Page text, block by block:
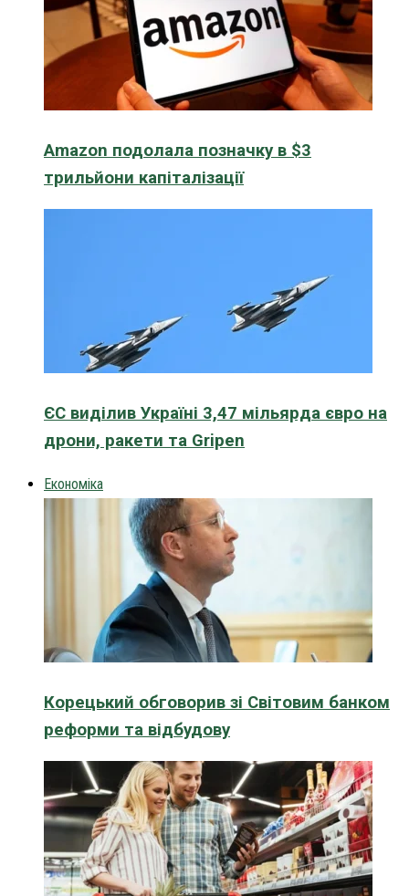
Amazon подолала позначку в $3
трильйони капіталізації
ЄС виділив Україні 3,47 мільярда євро на
дрони, ракети та Gripen
Економіка
Корецький обговорив зі Світовим банком
реформи та відбудову